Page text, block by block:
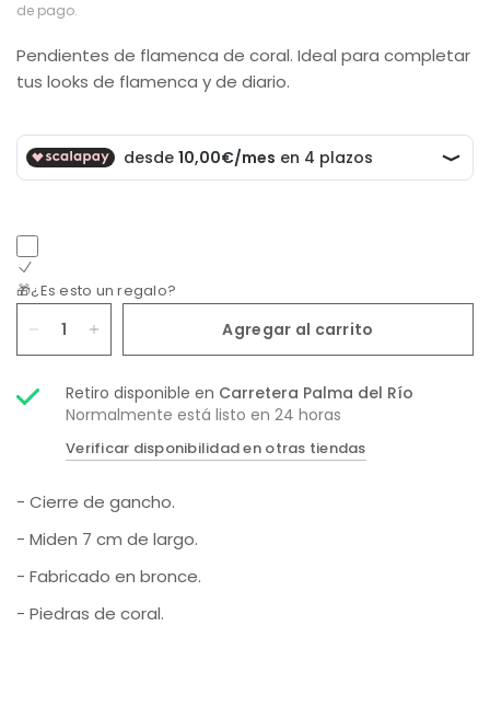
de pago.
Pendientes de flamenca de coral. Ideal para completar
tus looks de flamenca y de diario.
🎁¿Es esto un regalo?
Agregar al carrito
Retiro disponible en Carretera Palma del Río
Normalmente está listo en 24 horas
Verificar disponibilidad en otras tiendas
- Cierre de gancho.
- Miden 7 cm de largo.
- Fabricado en bronce.
- Piedras de coral.